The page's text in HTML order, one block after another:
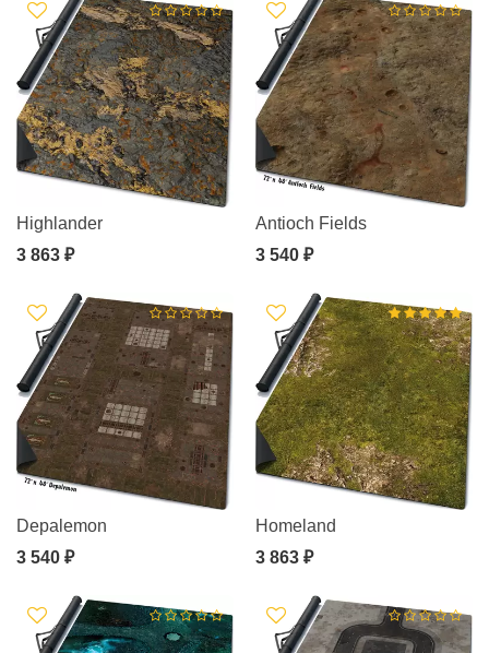
Highlander
3 863 ₽
Antioch Fields
3 540 ₽
Depalemon
3 540 ₽
Homeland
3 863 ₽